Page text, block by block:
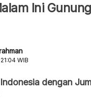
Ini
WIB
dengan